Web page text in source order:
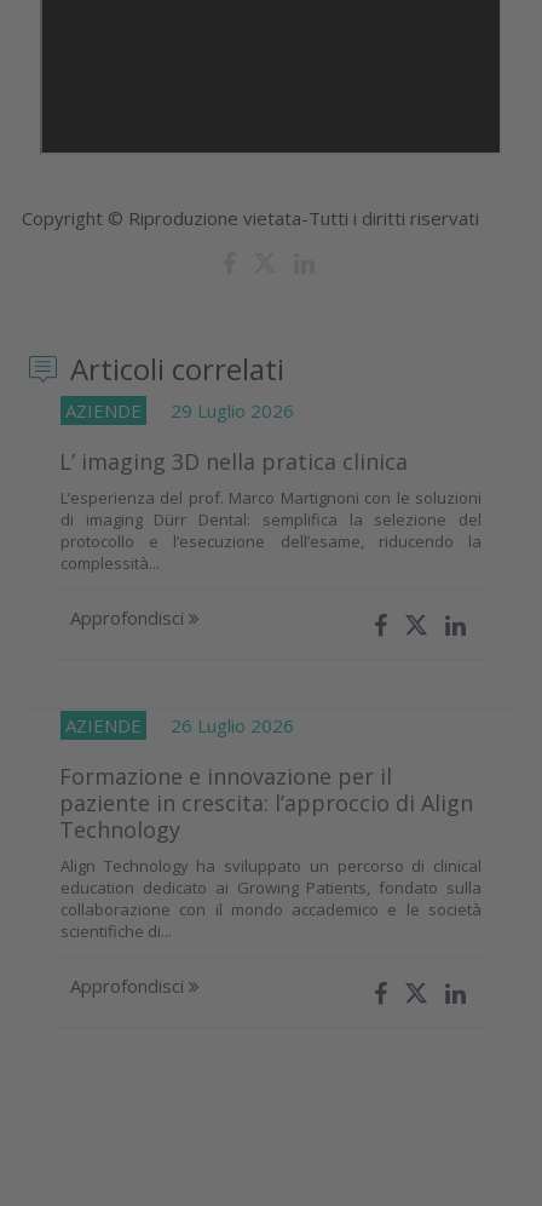
Copyright © Riproduzione vietata-Tutti i diritti riservati
Articoli correlati
AZIENDE 29 Luglio 2026
L’ imaging 3D nella pratica clinica
L’esperienza del prof. Marco Martignoni con le soluzioni
di imaging Dürr Dental: semplifica la selezione del
protocollo e l’esecuzione dell’esame, riducendo la
complessità...
Approfondisci
AZIENDE 26 Luglio 2026
Formazione e innovazione per il
paziente in crescita: l’approccio di Align
Technology
Align Technology ha sviluppato un percorso di clinical
education dedicato ai Growing Patients, fondato sulla
collaborazione con il mondo accademico e le società
scientifiche di...
Approfondisci